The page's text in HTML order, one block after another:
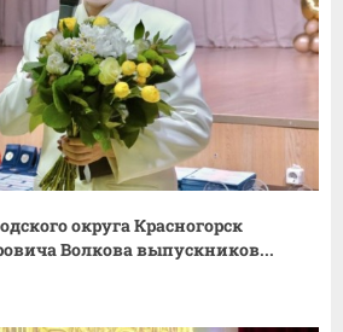
округа Красногорск
Волкова выпускников...